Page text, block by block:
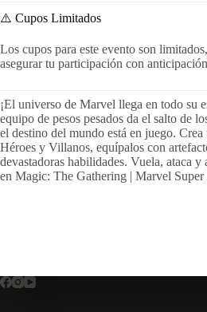
⚠️ Cupos Limitados
Los cupos para este evento son
asegurar tu participación con
¡El universo de Marvel llega en todo su
equipo de pesos pesados da el salto de
el destino del mundo está en juego.
Héroes y Villanos, equípalos con
devastadoras habilidades. Vuela, ataca
en Magic: The Gathering | Marvel Super